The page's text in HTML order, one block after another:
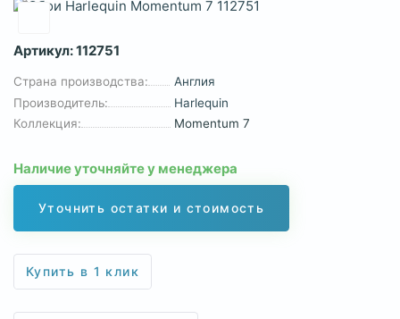
Артикул:112751
Страна производства:
Англия
Производитель:
Harlequin
Коллекция:
Momentum 7
Наличие уточняйте у менеджера
Уточнить остатки и стоимость
Купить в 1 клик